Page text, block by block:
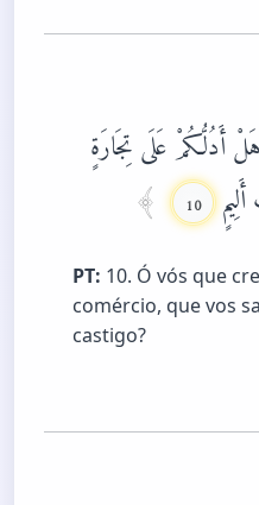
هَلْ أَدُلُّكُمْ عَلَى تِجَارَةٍ
10
PT: 10. Ó vós que
comércio, que vos
castigo?